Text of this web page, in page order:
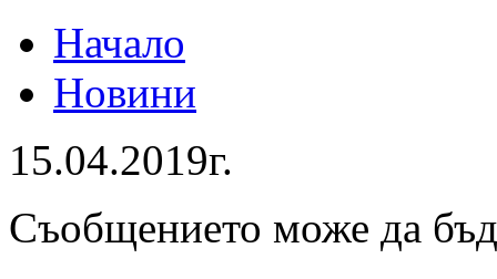
Начало
Новини
15.04.2019г.
Съобщението може да